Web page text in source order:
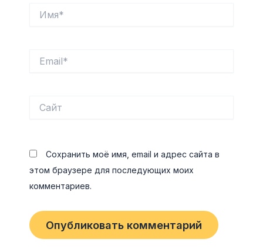
Сохранить моё имя, email и адрес сайта в
этом браузере для последующих моих
комментариев.